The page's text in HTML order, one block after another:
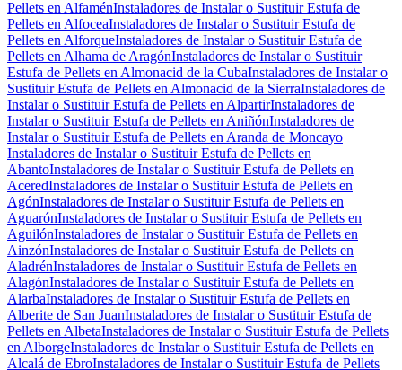
Pellets en AlfaménInstaladores de Instalar o Sustituir Estufa de
Pellets en AlfoceaInstaladores de Instalar o Sustituir Estufa de
Pellets en AlforqueInstaladores de Instalar o Sustituir Estufa de
Pellets en Alhama de AragónInstaladores de Instalar o Sustituir
Estufa de Pellets en Almonacid de la CubaInstaladores de Instalar o
Sustituir Estufa de Pellets en Almonacid de la SierraInstaladores de
Instalar o Sustituir Estufa de Pellets en AlpartirInstaladores de
Instalar o Sustituir Estufa de Pellets en AniñónInstaladores de
Instalar o Sustituir Estufa de Pellets en Aranda de Moncayo
Instaladores de Instalar o Sustituir Estufa de Pellets en
AbantoInstaladores de Instalar o Sustituir Estufa de Pellets en
AceredInstaladores de Instalar o Sustituir Estufa de Pellets en
AgónInstaladores de Instalar o Sustituir Estufa de Pellets en
AguarónInstaladores de Instalar o Sustituir Estufa de Pellets en
AguilónInstaladores de Instalar o Sustituir Estufa de Pellets en
AinzónInstaladores de Instalar o Sustituir Estufa de Pellets en
AladrénInstaladores de Instalar o Sustituir Estufa de Pellets en
AlagónInstaladores de Instalar o Sustituir Estufa de Pellets en
AlarbaInstaladores de Instalar o Sustituir Estufa de Pellets en
Alberite de San JuanInstaladores de Instalar o Sustituir Estufa de
Pellets en AlbetaInstaladores de Instalar o Sustituir Estufa de Pellets
en AlborgeInstaladores de Instalar o Sustituir Estufa de Pellets en
Alcalá de EbroInstaladores de Instalar o Sustituir Estufa de Pellets